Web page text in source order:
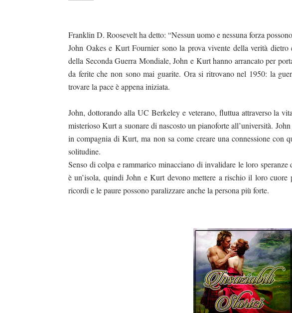
Franklin D. Roosevelt ha detto: “Nessun uomo e nessuna forza
John Oakes e Kurt Fournier sono la prova vivente della verità
della Seconda Guerra Mondiale, John e Kurt hanno arrancato per
da ferite che non sono mai guarite. Ora si ritrovano nel 1950: la
trovare la pace è appena iniziata.
John, dottorando alla UC Berkeley e veterano, fluttua attraverso la
misterioso Kurt a suonare di nascosto un pianoforte all’università.
in compagnia di Kurt, ma non sa come creare una connessione con
solitudine.
Senso di colpa e rammarico minacciano di invalidare le loro
è un’isola, quindi John e Kurt devono mettere a rischio il loro cuore
ricordi e le paure possono paralizzare anche la persona più forte.